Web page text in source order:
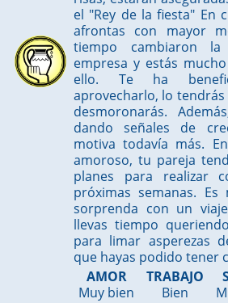
el "Rey de la fiesta" En
afrontas con mayor
tiempo cambiaron
empresa y estás
ello. Te ha
aprovecharlo, lo
desmoronarás.
dando señales de
motiva todavía más.
amoroso, tu pareja
planes para realizar
próximas semanas.
sorprenda con un
llevas tiempo
para limar asperezas
que hayas podido tener
AMOR
Muy bien
TRABAJO
Bien